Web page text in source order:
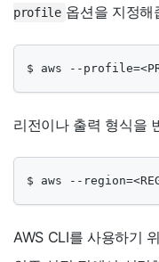
profile 옵션을 지정해
$ aws --
리전이나 출력 형식을
$ aws --
AWS CLI를 사용하기